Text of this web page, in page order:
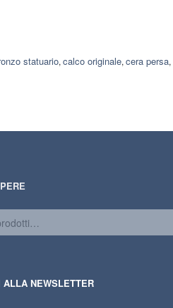
statuario, calco originale, cera persa,
ALLA NEWSLETTER